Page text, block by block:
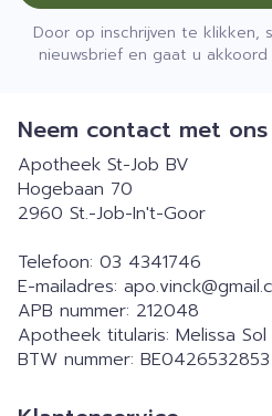
Door op inschrijven te klikken,
nieuwsbrief en gaat u
Neem contact met
Apotheek St-Job BV
Hogebaan 70
2960 St.-Job-In't-Goor
Telefoon: 03 4341746
E-mailadres: apo.vinck@
APB nummer: 212048
Apotheek titularis: Melissa Sol
BTW nummer: BE0426532853